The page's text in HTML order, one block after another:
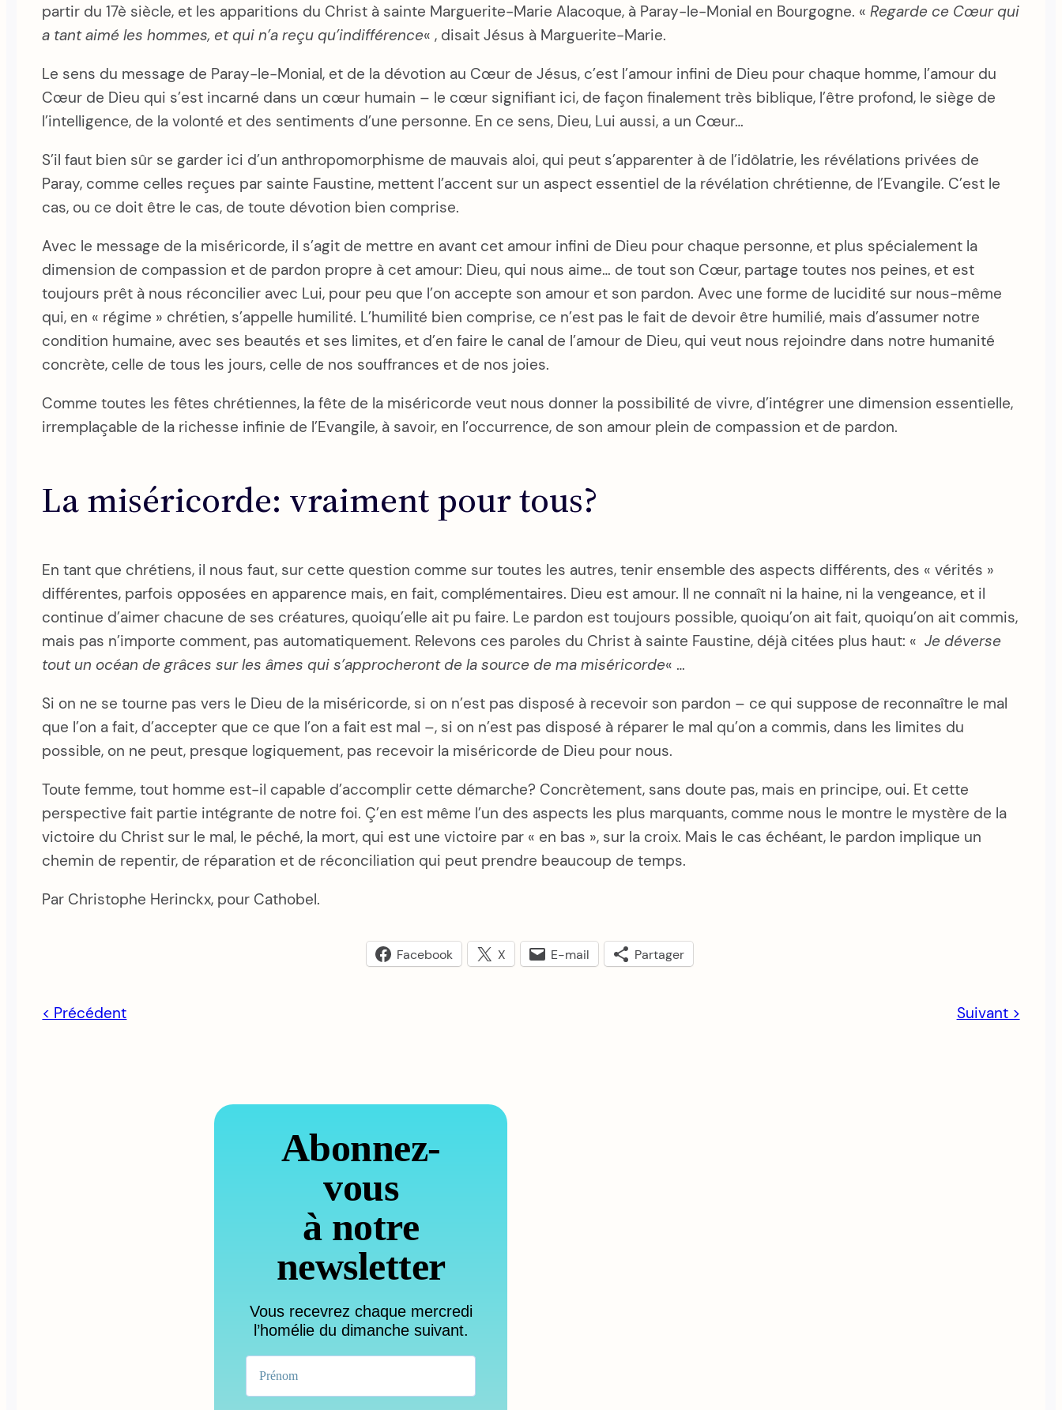
partir du 17è siècle, et les apparitions du Christ à sainte Marguerite-Marie Alacoque, à Paray-le-Monial en Bourgogne. «Regarde ce Cœur qui
a tant aimé les hommes, et qui n’a reçu qu’indifférence« , disait Jésus à Marguerite-Marie.
Le sens du message de Paray-le-Monial, et de la dévotion au Cœur de Jésus, c’est l’amour infini de Dieu pour chaque homme, l’amour du
Cœur de Dieu qui s’est incarné dans un cœur humain – le cœur signifiant ici, de façon finalement très biblique, l’être profond, le siège de
l’intelligence, de la volonté et des sentiments d’une personne. En ce sens, Dieu, Lui aussi, a un Cœur…
S’il faut bien sûr se garder ici d’un anthropomorphisme de mauvais aloi, qui peut s’apparenter à de l’idôlatrie, les révélations privées de
Paray, comme celles reçues par sainte Faustine, mettent l’accent sur un aspect essentiel de la révélation chrétienne, de l’Evangile. C’est le
cas, ou ce doit être le cas, de toute dévotion bien comprise.
Avec le message de la miséricorde, il s’agit de mettre en avant cet amour infini de Dieu pour chaque personne, et plus spécialement la
dimension de compassion et de pardon propre à cet amour: Dieu, qui nous aime… de tout son Cœur, partage toutes nos peines, et est
toujours prêt à nous réconcilier avec Lui, pour peu que l’on accepte son amour et son pardon. Avec une forme de lucidité sur nous-même
qui, en « régime » chrétien, s’appelle humilité. L’humilité bien comprise, ce n’est pas le fait de devoir être humilié, mais d’assumer notre
condition humaine, avec ses beautés et ses limites, et d’en faire le canal de l’amour de Dieu, qui veut nous rejoindre dans notre humanité
concrète, celle de tous les jours, celle de nos souffrances et de nos joies.
Comme toutes les fêtes chrétiennes, la fête de la miséricorde veut nous donner la possibilité de vivre, d’intégrer une dimension essentielle,
irremplaçable de la richesse infinie de l’Evangile, à savoir, en l’occurrence, de son amour plein de compassion et de pardon.
La miséricorde: vraiment pour tous?
En tant que chrétiens, il nous faut, sur cette question comme sur toutes les autres, tenir ensemble des aspects différents, des « vérités »
différentes, parfois opposées en apparence mais, en fait, complémentaires. Dieu est amour. Il ne connaît ni la haine, ni la vengeance, et il
continue d’aimer chacune de ses créatures, quoiqu’elle ait pu faire. Le pardon est toujours possible, quoiqu’on ait fait, quoiqu’on ait commis,
mais pas n’importe comment, pas automatiquement. Relevons ces paroles du Christ à sainte Faustine, déjà citées plus haut: « Je déverse
tout un océan de grâces sur les âmes qui s’approcheront de la source de ma miséricorde« …
Si on ne se tourne pas vers le Dieu de la miséricorde, si on n’est pas disposé à recevoir son pardon – ce qui suppose de reconnaître le mal
que l’on a fait, d’accepter que ce que l’on a fait est mal –, si on n’est pas disposé à réparer le mal qu’on a commis, dans les limites du
possible, on ne peut, presque logiquement, pas recevoir la miséricorde de Dieu pour nous.
Toute femme, tout homme est-il capable d’accomplir cette démarche? Concrètement, sans doute pas, mais en principe, oui. Et cette
perspective fait partie intégrante de notre foi. Ç’en est même l’un des aspects les plus marquants, comme nous le montre le mystère de la
victoire du Christ sur le mal, le péché, la mort, qui est une victoire par « en bas », sur la croix. Mais le cas échéant, le pardon implique un
chemin de repentir, de réparation et de réconciliation qui peut prendre beaucoup de temps.
Par Christophe Herinckx, pour Cathobel.
Facebook X E-mail Partager
< Précédent Suivant >
Abonnez-
vous
à notre
newsletter
Vous recevrez chaque mercredi
l’homélie du dimanche suivant.